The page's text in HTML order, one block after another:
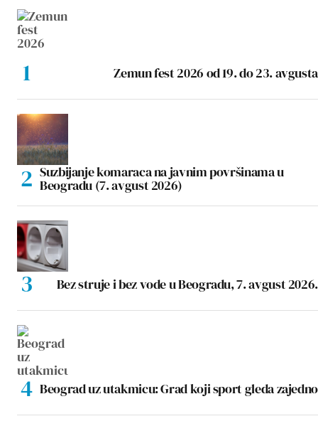
Zemun fest 2026 od 19. do 23. avgusta
Suzbijanje komaraca na javnim površinama u
Beogradu (7. avgust 2026)
Bez struje i bez vode u Beogradu, 7. avgust 2026.
Beograd uz utakmicu: Grad koji sport gleda zajedno